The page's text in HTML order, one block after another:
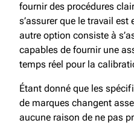
fournir des procédures
s’assurer que le travail
autre option consiste à
capables de fournir une
temps réel pour la
Étant donné que les
de marques changent
aucune raison de ne pas